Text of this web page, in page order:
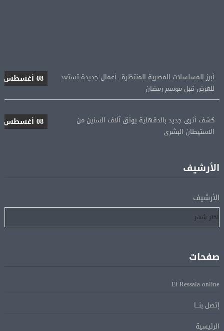
للعرض قبل موسم رمضان
الاستيطان البشرى
المؤهلة لأولمبياد 2028
إسبانيا تعيد فرض الرقابة على حدودها مع إيطاليا وسط
خلاف متصاعد بشأن الهجرة
الرئيس الإيرانى: الظروف الراهنة فرصة للتوصل إلى اتفاق
Alcool américain au Canada: «Carney risque d’être pris en
الأرشيف
الأرشيف
صفحات
El Ressala online
إتصل بنـــا
الرئيسية